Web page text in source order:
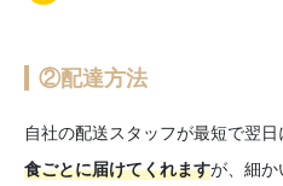
②配達方法
自社の配送スタッフが最短で翌日
食ごとに届けてくれますが、細か